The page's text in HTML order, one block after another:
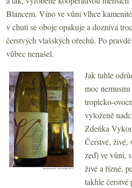
Blancem. Víno ve vůni vlhce
v chuti se oboje opakuje a doznívá
čerstvých vlašských ořechů. Po
vůbec nenašel.
Jak tuhle
moc
tropicko-
vyloženě
Zdeňka
Čerstvé, živé,
zeď) ve vůni,
živé a řízné,
takhle